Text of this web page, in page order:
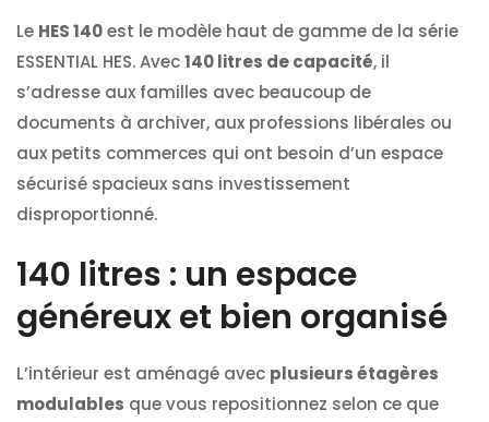
Le HES 140est le modèle haut de gamme de la série
ESSENTIAL HES. Avec140 litres de capacité, il
s’adresse aux familles avec beaucoup de
documents à archiver, aux professions libérales ou
aux petits commerces qui ont besoin d’un espace
sécurisé spacieux sans investissement
disproportionné.
140 litres : un espace
généreux et bien organisé
L’intérieur est aménagé avec plusieurs étagères
modulables que vous repositionnez selon ce que